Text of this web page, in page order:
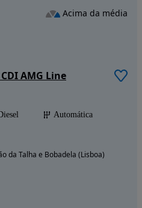
AMG Line
Automática
da Talha e Bobadela (Lisboa)
Acima da média